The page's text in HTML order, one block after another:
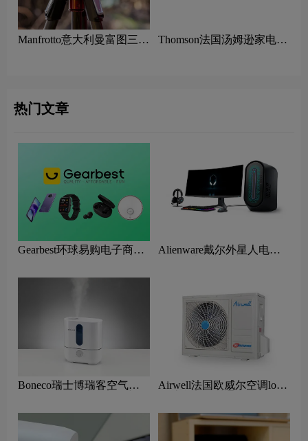
Manfrotto意大利曼富图三角
Thomson法国汤姆逊家电
热门文章
Gearbest环球易购电子商务
Alienware戴尔外星人电脑
Boneco瑞士博瑞客空气处
Airwell法国欧威尔空调logo